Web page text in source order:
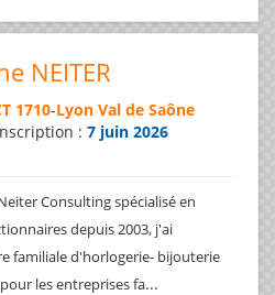
NEITER
1710-Lyon Val de Saône
: 7 juin 2026
Consulting spécialisé en
depuis 2003, j'ai
familiale d'horlogerie- bijouterie
les entreprises fa...